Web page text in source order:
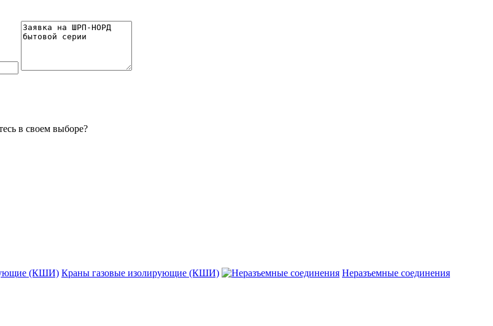
в своем выборе?
Краны газовые изолирующие (КШИ)
Неразъемные соединения